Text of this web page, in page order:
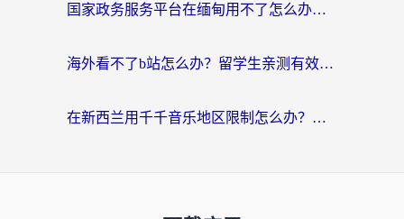
国家政务服务平台在缅甸用不了怎么办？海外华人必看的回国加速全攻略
海外看不了b站怎么办？留学生亲测有效的回国加速器选择攻略，解决豆瓣音乐、美团外卖难题
在新西兰用千千音乐地区限制怎么办？海外华人必备的回国加速解决方案